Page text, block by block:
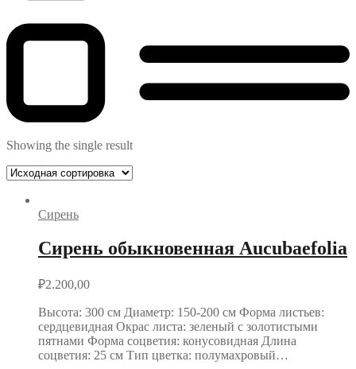
Showing the single result
Сирень
Сирень обыкновенная Aucubaefolia
₽2.200,00
Высота: 300 см Диаметр: 150-200 см Форма листьев:
сердцевидная Окрас листа: зеленый с золотистыми
пятнами Форма соцветия: конусовидная Длина
соцветия: 25 см Тип цветка: полумахровый…